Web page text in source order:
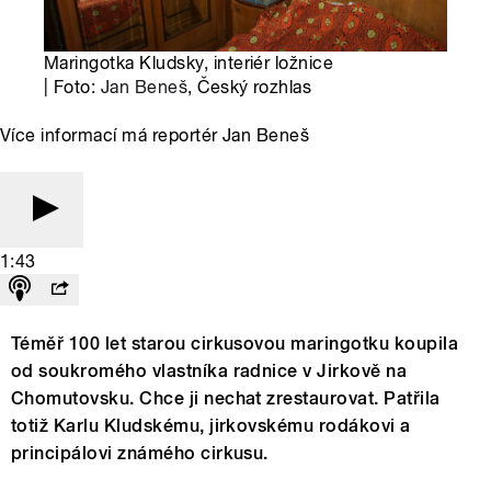
Maringotka Kludsky, interiér ložnice
| Foto: Jan Beneš, Český rozhlas
Více informací má reportér Jan Beneš
1:43
Téměř 100 let starou cirkusovou maringotku koupila
od soukromého vlastníka radnice v Jirkově na
Chomutovsku. Chce ji nechat zrestaurovat. Patřila
totiž Karlu Kludskému, jirkovskému rodákovi a
principálovi známého cirkusu.